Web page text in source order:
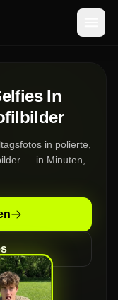
REGISTRIEREN
In
in polierte,
— in Minuten,